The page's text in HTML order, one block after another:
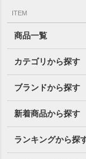
ITEM
商品一覧
カテゴリから探す
ブランドから探す
新着商品から探す
ランキングから探